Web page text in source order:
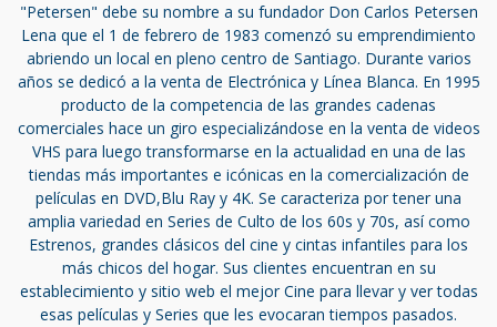
"Petersen" debe su nombre a su fundador Don Carlos Petersen
Lena que el 1 de febrero de 1983 comenzó su emprendimiento
abriendo un local en pleno centro de Santiago. Durante varios
años se dedicó a la venta de Electrónica y Línea Blanca. En 1995
producto de la competencia de las grandes cadenas
comerciales hace un giro especializándose en la venta de videos
VHS para luego transformarse en la actualidad en una de las
tiendas más importantes e icónicas en la comercialización de
películas en DVD,Blu Ray y 4K. Se caracteriza por tener una
amplia variedad en Series de Culto de los 60s y 70s, así como
Estrenos, grandes clásicos del cine y cintas infantiles para los
más chicos del hogar. Sus clientes encuentran en su
establecimiento y sitio web el mejor Cine para llevar y ver todas
esas películas y Series que les evocaran tiempos pasados.